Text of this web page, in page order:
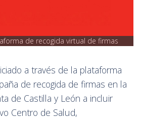
de recogida virtual de firmas
a través de la plataforma
de recogida de firmas en la
de Castilla y León a incluir
Centro de Salud,